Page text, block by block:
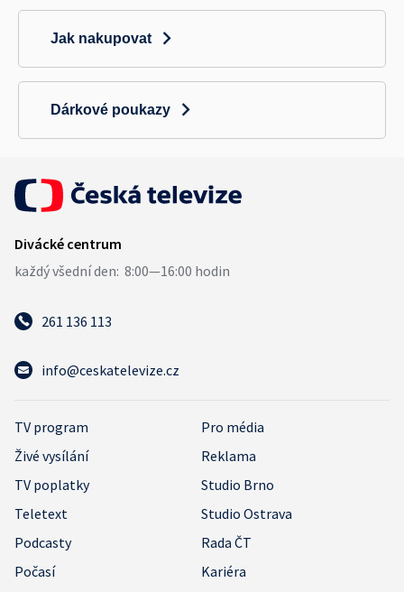
Jak nakupovat
Dárkové poukazy
261 136 113
info@ceskatelevize.cz
TV program
Pro média
Živé vysílání
Reklama
TV poplatky
Studio Brno
Teletext
Studio Ostrava
Podcasty
Rada ČT
Počasí
Kariéra